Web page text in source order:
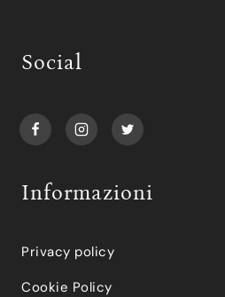
Social
Informazioni
Privacy policy
Cookie Policy